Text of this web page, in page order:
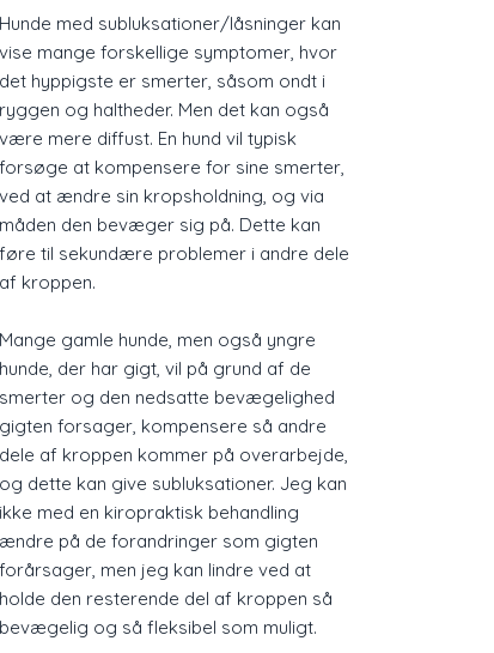
Hunde med subluksationer/låsninger kan
vise mange forskellige symptomer, hvor
det hyppigste er smerter, såsom ondt i
ryggen og haltheder. Men det kan også
være mere diffust. En hund vil typisk
forsøge at kompensere for sine smerter,
ved at ændre sin kropsholdning, og via
måden den bevæger sig på. Dette kan
føre til sekundære problemer i andre dele
af kroppen.
Mange gamle hunde, men også yngre
hunde, der har gigt, vil på grund af de
smerter og den nedsatte bevægelighed
gigten forsager, kompensere så andre
dele af kroppen kommer på overarbejde,
og dette kan give subluksationer. Jeg kan
ikke med en kiropraktisk behandling
ændre på de forandringer som gigten
forårsager, men jeg kan lindre ved at
holde den resterende del af kroppen så
bevægelig og så fleksibel som muligt.